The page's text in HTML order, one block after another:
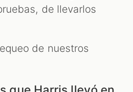
de llevarlos
de nuestros